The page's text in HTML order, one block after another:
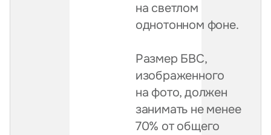
на светлом
однотонном фоне.
Размер БВС,
изображенного
на фото, должен
занимать не менее
70% от общего